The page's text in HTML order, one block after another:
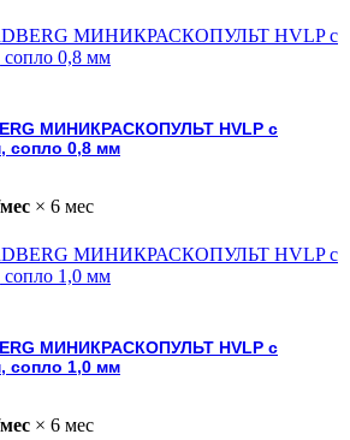
МИНИКРАСКОПУЛЬТ HVLP с
сопло 0,8 мм
× 6 мес
МИНИКРАСКОПУЛЬТ HVLP с
сопло 1,0 мм
× 6 мес